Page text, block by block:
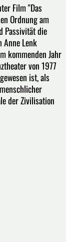
Film "Das
Ordnung am
Passivität die
Anne Lenk
kommenden Jahr
von 1977
ist, als
der Zivilisation